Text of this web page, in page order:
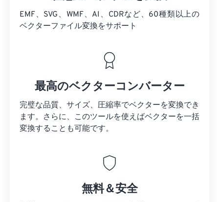
EMF、SVG、WMF、AI、CDRなど、60種類以上の
ベクターファイル変換をサポート
最高のベクターコンバーター
完璧な品質、サイズ、圧縮率でベクターを変換でき
ます。さらに、このツールを使えばベクターを一括
変換することも可能です。
無料＆安全